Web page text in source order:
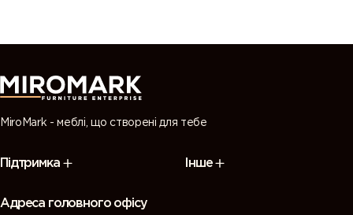
MiroMark - меблі, що створені для тебе
Підтримка Інше
Адреса головного офісу